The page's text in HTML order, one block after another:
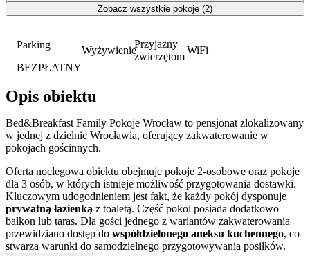
Parking
BEZPŁATNY
Wyżywienie
Przyjazny
zwierzętom
WiFi
Opis obiektu
Bed&Breakfast Family Pokoje Wrocław to pensjonat zlokalizowany
w jednej z dzielnic Wrocławia, oferujący zakwaterowanie w
pokojach gościnnych.
Oferta noclegowa obiektu obejmuje pokoje 2-osobowe oraz pokoje
dla 3 osób, w których istnieje możliwość przygotowania dostawki.
Kluczowym udogodnieniem jest fakt, że każdy pokój dysponuje
prywatną łazienką z toaletą. Część pokoi posiada dodatkowo
balkon lub taras. Dla gości jednego z wariantów zakwaterowania
przewidziano dostęp do współdzielonego aneksu kuchennego, co
stwarza warunki do samodzielnego przygotowywania posiłków.
Zobacz wszystkie pokoje (2)